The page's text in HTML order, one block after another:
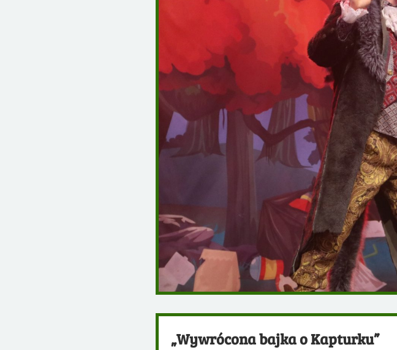
„Wywrócona bajka o Kapturku”